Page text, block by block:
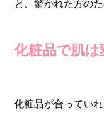
化粧品で肌は
化粧品が合ってい